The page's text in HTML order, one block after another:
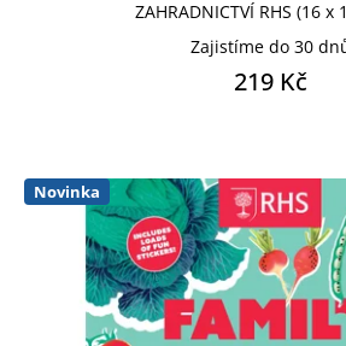
ZAHRADNICTVÍ RHS (16 x
Zajistíme do 30
219 Kč
Novinka